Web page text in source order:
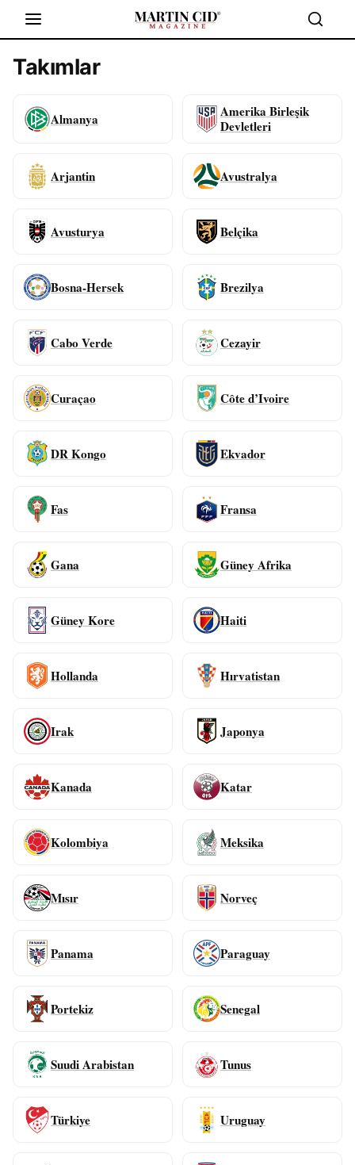
Takımlar
Almanya
Amerika Birleşik
Devletleri
Arjantin Avustralya
Avusturya Belçika
Bosna-Hersek Brezilya
Cabo Verde Cezayir
Curaçao Côte d’Ivoire
DR Kongo Ekvador
Fas Fransa
Gana Güney Afrika
Güney Kore Haiti
Hollanda Hırvatistan
Irak Japonya
Kanada Katar
Kolombiya Meksika
Mısır Norveç
Panama Paraguay
Portekiz Senegal
Suudi Arabistan Tunus
Türkiye Uruguay